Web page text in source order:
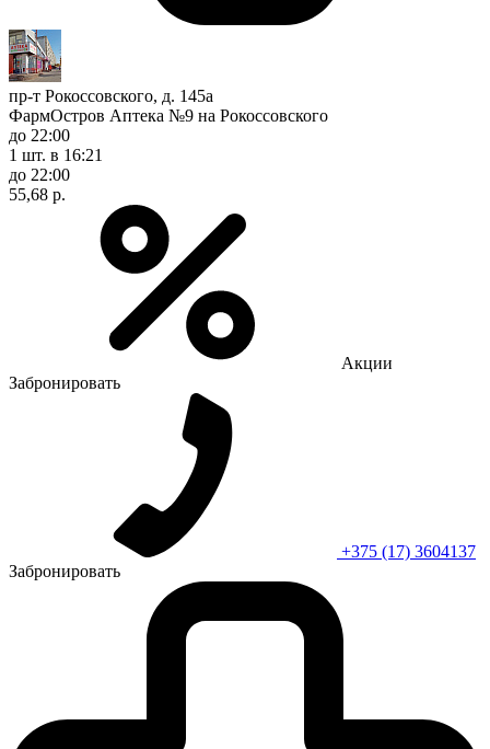
пр-т Рокоссовского, д. 145а
ФармОстров Аптека №9 на Рокоссовского
до 22:00
1 шт. в 16:21
до 22:00
55,68 р.
Акции
Забронировать
+375 (17) 3604137
Забронировать